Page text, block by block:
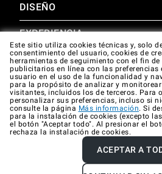
SuperOven
Accesorios
DISEÑO
Design Lounge
Descargas
Galería
EXPERIENCIA
SuperOven Experience
Unox Casa App
APOYO
Garantía
Asistencia técnica
Contactos
Company data
Este sitio utiliza cookies técnicas y, solo
consentimiento del usuario, cookies de
herramientas de seguimiento con el fin
publicitarios en línea con las preferencias
usuario en el uso de la funcionalidad y
para la propósito de analizar y
visitantes, incluidos los de terceros. Para
personalizar sus preferencias, incluso si
consulte la página Más información. Si
para la instalación de cookies (excepto
el botón "Aceptar todo". Al presionar el
rechaza la instalación de cookies.
ACEPTAR A